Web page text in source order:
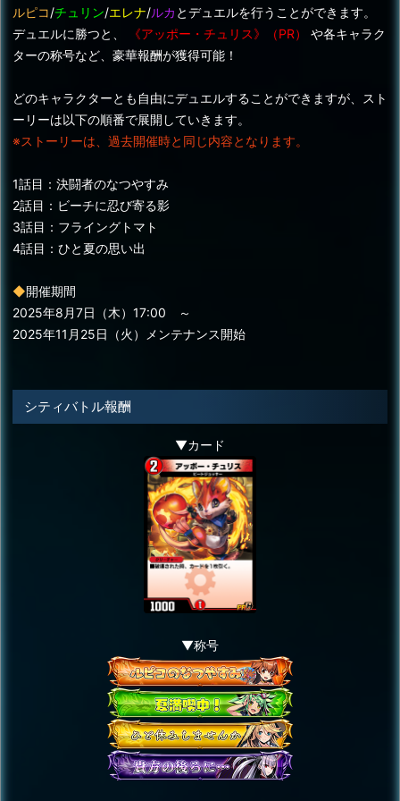
ルピコ/チュリン/エレナ/ルカ とデュエルを行うことができます。
デュエルに勝つと、
《アッポー・チュリス》（PR） や各キャラク
ターの称号など、豪華報酬が獲得可能！
どのキャラクターとも自由にデュエルすることができますが、スト
ーリーは以下の順番で展開していきます。
※ストーリーは、過去開催時と同じ内容となります。
1話目：決闘者のなつやすみ
2話目：ビーチに忍び寄る影
3話目：フライングトマト
4話目：ひと夏の思い出
◆開催期間
2025年8月7日（木）17:00 ～
2025年11月25日（火）メンテナンス開始
シティバトル報酬
▼カード
▼称号